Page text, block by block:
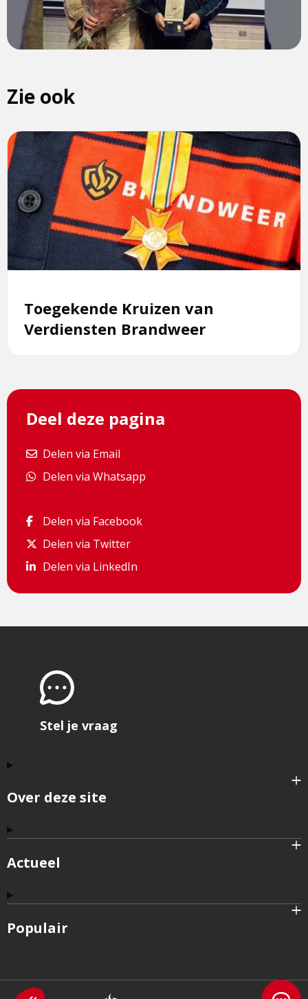
Zie ook
Toegekende Kruizen van
Verdiensten Brandweer
Lees
meer
over
Toegekende
Kruizen
van
Verdiensten
Brandweer
Deel deze pagina
Delen via Email
Delen via Email
Delen via Whatsapp
Delen via Whatsapp
Delen via Facebook
Delen via Facebook
Delen via Twitter
Delen via Twitter
Delen via LinkedIn
Delen via LinkedIn
Over deze site
Actueel
Populair
Stel je vraag